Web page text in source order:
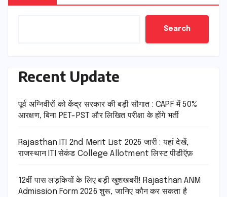
Search
Recent Update
पूर्व अग्निवीरों को केंद्र सरकार की बड़ी सौगात : CAPF में 50%
आरक्षण, बिना PET-PST और लिखित परीक्षा के होंगे भर्ती
Rajasthan ITI 2nd Merit List 2026 जारी : यहां देखें,
राजस्थान ITI सेकंड College Allotment लिस्ट पीडीऍफ़
12वीं पास लड़कियों के लिए बड़ी खुशखबरी! Rajasthan ANM
Admission Form 2026 शुरू, जानिए कौन कर सकता है